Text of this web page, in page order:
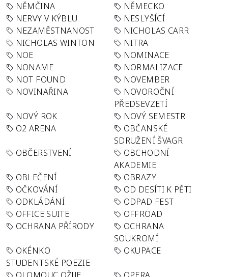
NĚMČINA
NĚMECKO
NERVY V KÝBLU
NESLYŠÍCÍ
NEZAMĚSTNANOST
NICHOLAS CARR
NICHOLAS WINTON
NITRA
NOE
NOMINACE
NONAME
NORMALIZACE
NOT FOUND
NOVEMBER
NOVINAŘINA
NOVOROČNÍ
PŘEDSEVZETÍ
NOVÝ ROK
NOVÝ SEMESTR
O2 ARENA
OBČANSKÉ
SDRUŽENÍ ŠVAGR
OBČERSTVENÍ
OBCHODNÍ
AKADEMIE
OBLEČENÍ
OBRAZY
OČKOVÁNÍ
OD DESÍTI K PĚTI
ODKLÁDÁNÍ
ODPAD FEST
OFFICE SUITE
OFFROAD
OCHRANA PŘÍRODY
OCHRANA
SOUKROMÍ
OKÉNKO
STUDENTSKÉ POEZIE
OKUPACE